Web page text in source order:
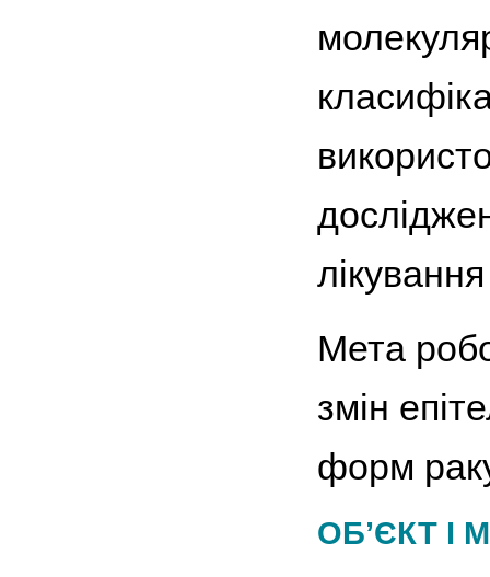
Мета
змін
форм
ОБ’ЄКТ І